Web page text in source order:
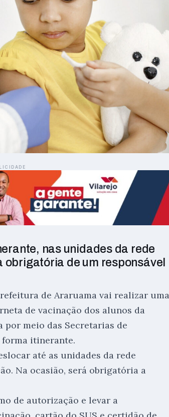
nas unidades da rede
obrigatória de um responsável
de Araruama vai realizar uma
de vacinação dos alunos da
meio das Secretarias de
forma itinerante.
até as unidades da rede
Na ocasião, será obrigatória a
de autorização e levar a